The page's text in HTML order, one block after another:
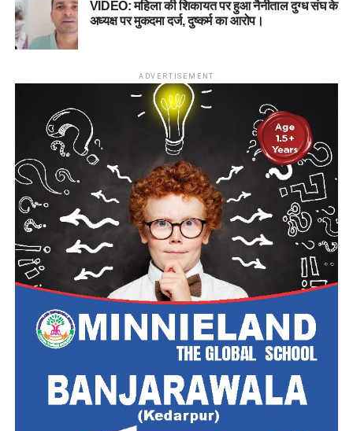
VIDEO: महिला की शिकायत पर हुआ नैनीताल दुग्ध संघ के
अध्यक्ष पर मुकदमा दर्ज, दुष्कर्म का आरोप।
ADVERTISEMENT